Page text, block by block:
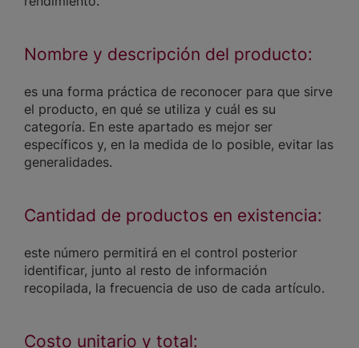
Nombre y descripción del producto:
es una forma práctica de reconocer para que sirve
el producto, en qué se utiliza y cuál es su
categoría. En este apartado es mejor ser
específicos y, en la medida de lo posible, evitar las
generalidades.
Cantidad de productos en existencia:
este número permitirá en el control posterior
identificar, junto al resto de información
recopilada, la frecuencia de uso de cada artículo.
Costo unitario y total: